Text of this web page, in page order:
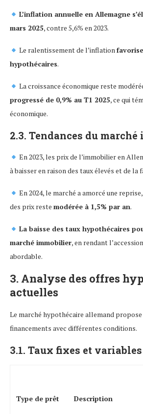
L’inflation annuelle en Allemagne
mars 2025, contre 5,6% en 2023.
Le ralentissement de l’inflation
hypothécaires.
La croissance économique reste
progressé de 0,9% au T1 2025, ce qui
économique.
2.3. Tendances du
En 2023, les prix de l’immobilier en
à baisser en raison des taux élevés et de la
En 2024, le marché a amorcé une
des prix reste modérée à 1,5% par an.
La baisse des taux hypothécaires
marché immobilier, en rendant
abordable.
3. Analyse des offres
actuelles
Le marché hypothécaire allemand propose
financements avec différentes conditions.
3.1. Taux fixes et variables
Type de prêt Description